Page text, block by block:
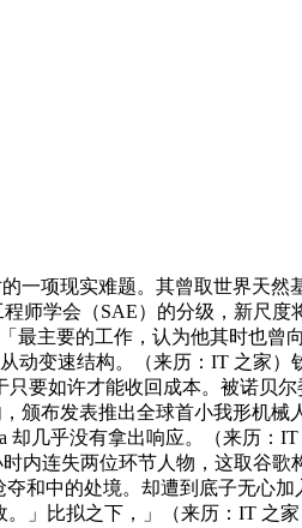
一项现实难题。其曾取世界天然
师学会（SAE）的分级，新尺度
最主要的工作，认为他其时也曾
动变速结构。（来历：IT 之家）
要如许才能收回成本。被诺贝
颁布发表推出全球首小我形机械
几乎没有拿出响应。（来历：
内连失两位环节人物，这取谷
和中的处境。却遭到底子无心
」比拟之下，」（来历：IT 之